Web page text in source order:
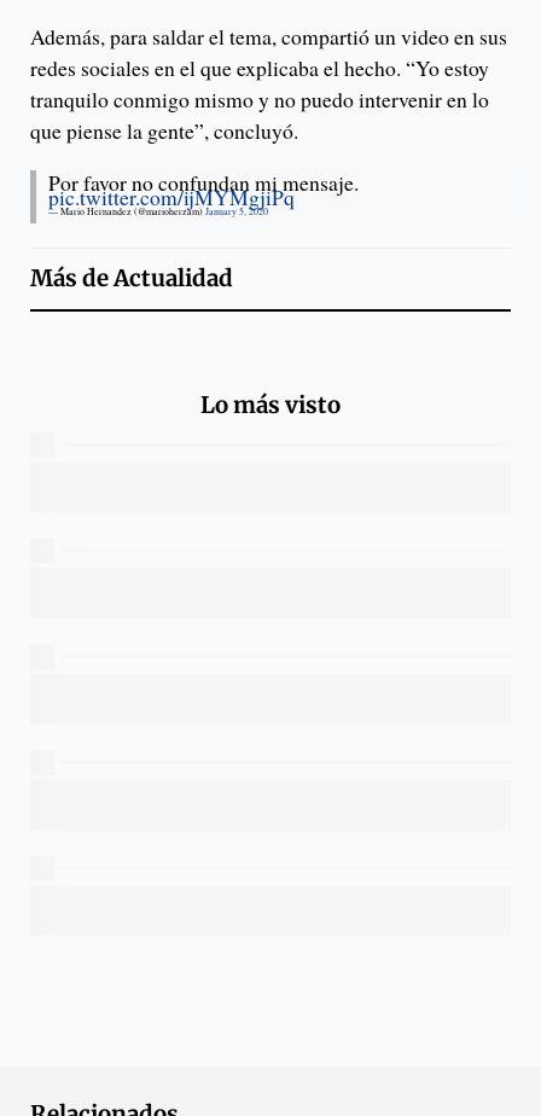
Además, para saldar el tema, compartió un video en sus
redes sociales en el que explicaba el hecho. “Yo estoy
tranquilo conmigo mismo y no puedo intervenir en lo
que piense la gente”, concluyó.
Por favor no confundan mi mensaje.
pic.twitter.com/ijMYMgjiPq
— Mario Hernandez (@marioherzam) January 5, 2020
Más deActualidad
Lo más visto